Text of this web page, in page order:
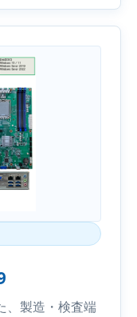
、製造・検査端